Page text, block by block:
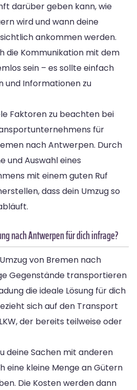
darüber geben kann, wie
wird und wann deine
ankommen werden.
die Kommunikation mit dem
sein – es sollte einfach
und Informationen zu
Faktoren zu beachten bei
für
nach Antwerpen. Durch
und Auswahl eines
mit einem guten Ruf
dass dein Umzug so
nach Antwerpen für dich infrage?
von Bremen nach
Gegenstände transportieren
die ideale Lösung für dich
sich auf den Transport
der bereits teilweise oder
deine Sachen mit anderen
eine kleine Menge an Gütern
Die Kosten werden dann